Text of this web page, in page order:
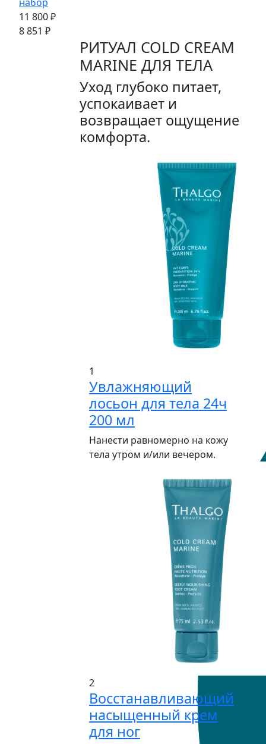
11 800 ₽
8 851 ₽
РИТУАЛ COLD CREAM
MARINE ДЛЯ ТЕЛА
Уход глубоко питает,
успокаивает и
возвращает ощущение
комфорта.
1
Увлажняющий
лосьон для тела 24ч
200 мл
Нанести равномерно на кожу
тела утром и/или вечером.
2
Восстанавливающий
насыщенный крем
для ног